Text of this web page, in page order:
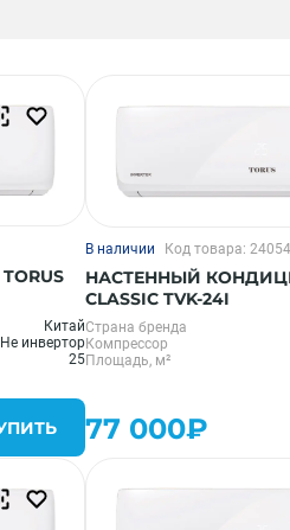
Китай
Не инвертор
25
В наличии Код товара:
НАСТЕННЫЙ
CLASSIC TVK-24I
Страна бренда
Компрессор
Площадь, м²
77 000₽